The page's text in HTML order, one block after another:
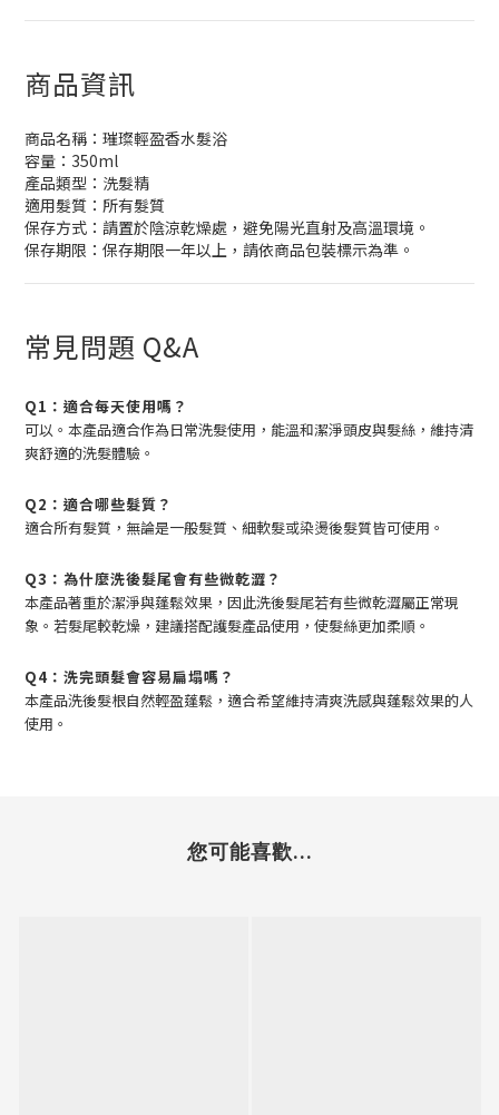
商品資訊
商品名稱：璀璨輕盈香水髮浴
容量：350ml
產品類型：洗髮精
適用髮質：所有髮質
保存方式：請置於陰涼乾燥處，避免陽光直射及高溫環境。
保存期限：保存期限一年以上，請依商品包裝標示為準。
常見問題 Q&A
Q1：適合每天使用嗎？
可以。本產品適合作為日常洗髮使用，能溫和潔淨頭皮與髮絲，維持清
爽舒適的洗髮體驗。
Q2：適合哪些髮質？
適合所有髮質，無論是一般髮質、細軟髮或染燙後髮質皆可使用。
Q3：為什麼洗後髮尾會有些微乾澀？
本產品著重於潔淨與蓬鬆效果，因此洗後髮尾若有些微乾澀屬正常現
象。若髮尾較乾燥，建議搭配護髮產品使用，使髮絲更加柔順。
Q4：洗完頭髮會容易扁塌嗎？
本產品洗後髮根自然輕盈蓬鬆，適合希望維持清爽洗感與蓬鬆效果的人
使用。
您可能喜歡...